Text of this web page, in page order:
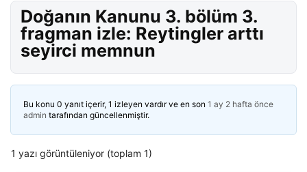
Doğanın Kanunu 3. bölüm 3.
fragman izle: Reytingler arttı
seyirci memnun
Bu konu 0 yanıt içerir, 1 izleyen vardır ve en son 1 ay 2 hafta önce
admin tarafından güncellenmiştir.
1 yazı görüntüleniyor (toplam 1)